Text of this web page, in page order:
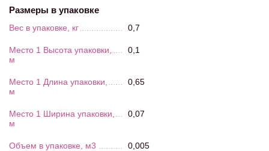
Размеры в упаковке
Вес в упаковке, кг 0,7
Место 1 Высота упаковки,
м
0,1
Место 1 Длина упаковки,
м
0,65
Место 1 Ширина упаковки,
м
0,07
Объем в упаковке, м3 0,005